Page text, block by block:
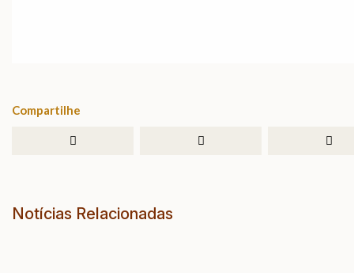
Compartilhe
Notícias Relacionadas